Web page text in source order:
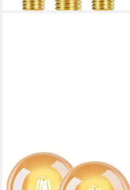
ZMH
LED-Leuchtmittel Edison
LED Vintage Glühbirne - G80